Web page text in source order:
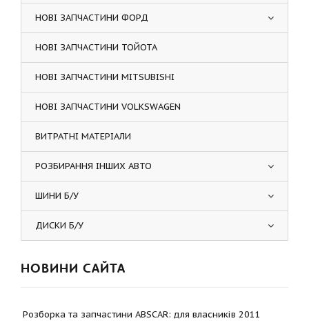
НОВІ ЗАПЧАСТИНИ ФОРД
НОВІ ЗАПЧАСТИНИ ТОЙОТА
НОВІ ЗАПЧАСТИНИ MITSUBISHI
НОВІ ЗАПЧАСТИНИ VOLKSWAGEN
ВИТРАТНІ МАТЕРІАЛИ
РОЗБИРАННЯ ІНШИХ АВТО
ШИНИ Б/У
ДИСКИ Б/У
НОВИНИ САЙТА
Розборка та запчастини ABSCAR: для власників 2011